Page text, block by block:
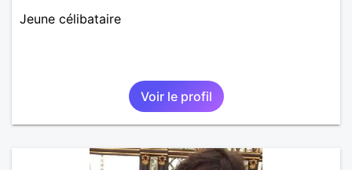
Jeune célibataire
Voir le profil